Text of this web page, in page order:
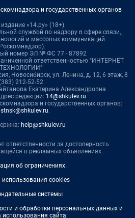
и государственных органов
«14.ру» (18+).
службой по надзору в сфере связи,
и массовых коммуникаций
номер ЭЛ № ФС 77 - 87892
ответственностью "ИНТЕРНЕТ
ТЕХНОЛОГИИ"
Новосибирск, ул. Ленина, д. 12, 6 этаж, 8
212-52-52
Екатерина Александровна
редакции: 14@shkulev.ru
и государственных органов:
.
help@shkulev.ru
ответственности за достоверность
в рекламных объявлениях.
об ограничениях.
использования cookies
системы
и обработки персональных данных и
использования сайта